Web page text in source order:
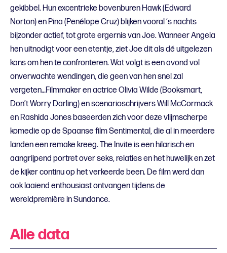
gekibbel. Hun excentrieke bovenburen Hawk (Edward
Norton) en Pina (Penélope Cruz) blijken vooral ‘s nachts
bijzonder actief, tot grote ergernis van Joe. Wanneer Angela
hen uitnodigt voor een etentje, ziet Joe dit als dé uitgelezen
kans om hen te confronteren. Wat volgt is een avond vol
onverwachte wendingen, die geen van hen snel zal
vergeten…Filmmaker en actrice Olivia Wilde (Booksmart,
Don’t Worry Darling) en scenarioschrijvers Will McCormack
en Rashida Jones baseerden zich voor deze vlijmscherpe
komedie op de Spaanse film Sentimental, die al in meerdere
landen een remake kreeg. The Invite is een hilarisch en
aangrijpend portret over seks, relaties en het huwelijk en zet
de kijker continu op het verkeerde been. De film werd dan
ook laaiend enthousiast ontvangen tijdens de
wereldpremière in Sundance.
Alle data